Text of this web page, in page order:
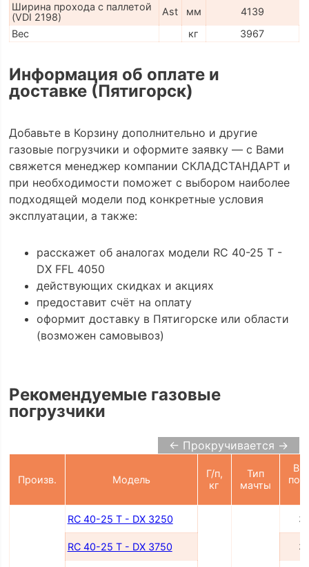
Ширина прохода с паллетой
(VDI 2198)
Ast мм
4139
Вес
кг 3967
Информация об оплате и
доставке (Пятигорск)
Добавьте в Корзину дополнительно и другие
газовые погрузчики и оформите заявку — с Вами
свяжется менеджер компании СКЛАДСТАНДАРТ и
при необходимости поможет с выбором наиболее
подходящей модели под конкретные условия
эксплуатации, а также:
расскажет об аналогах модели RC 40-25 T -
DX FFL 4050
действующих скидках и акциях
предоставит счёт на оплату
оформит доставку в Пятигорске или области
(возможен самовывоз)
Рекомендуемые газовые
погрузчики
← Прокручивается →
Произв. Модель
Г/п,
кг
Тип
мачты
RC 40-25 T - DX 3250
RC 40-25 T - DX 3750